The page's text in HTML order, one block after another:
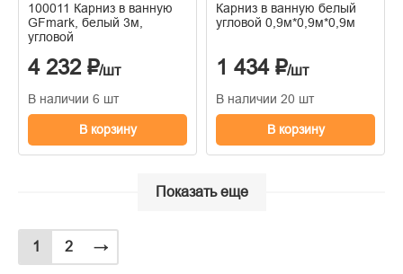
100011 Карниз в ванную
GFmark, белый 3м,
угловой
4 232 ₽/шт
В наличии 6 шт
В корзину
Карниз в ванную белый
угловой 0,9м*0,9м*0,9м
1 434 ₽/шт
В наличии 20 шт
В корзину
Показать еще
1 2 →